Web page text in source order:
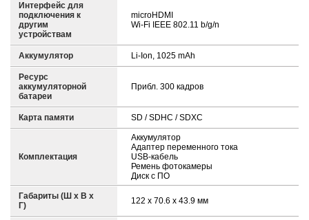
Интерфейс для
подключения к
другим
устройствам
microHDMI
Wi-Fi IEEE 802.11 b/g/n
Аккумулятор Li-Ion, 1025 mAh
Ресурс
аккумуляторной
батареи
Прибл. 300 кадров
Карта памяти SD / SDHC / SDXC
Комплектация
Аккумулятор
Адаптер переменного тока
USB-кабель
Ремень фотокамеры
Диск с ПО
Габариты (Ш х В х
Г)
122 x 70.6 x 43.9 мм